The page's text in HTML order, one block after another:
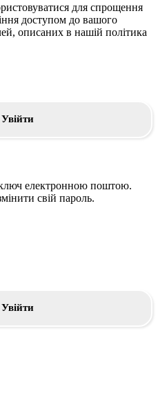
для спрощення
доступом до вашого
описаних в нашій політика
Увійти
електронною поштою.
свій пароль.
Увійти